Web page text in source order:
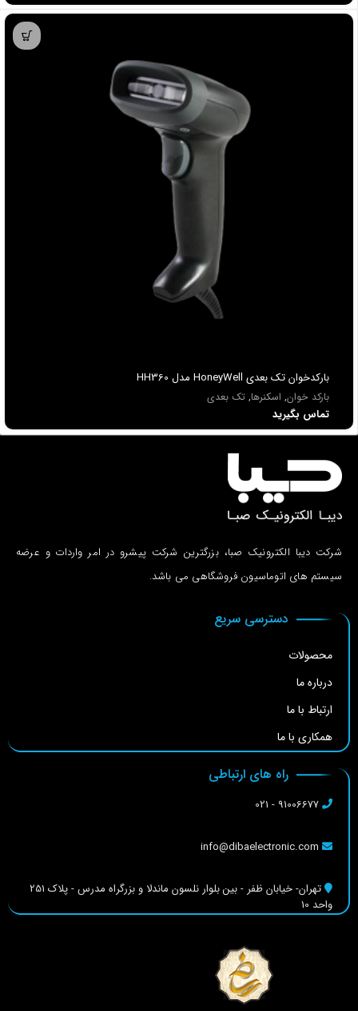
بارکدخوان تک بعدی HoneyWell مدل HH360
بارکد خوان, اسکنرها, تک بعدی
تماس بگیرید
شرکت دیبا الکترونیک صبا، بزرگترین شرکت پیشرو در امر واردات و عرضه
سیستم های اتوماسیون فروشگاهی می باشد.
دسترسی سریع
محصولات
درباره ما
ارتباط با ما
همکاری با ما
راه های ارتباطی
تهران- خیابان ظفر - بین بلوار نلسون ماندلا و بزرگراه مدرس - پلاک 251
واحد 10